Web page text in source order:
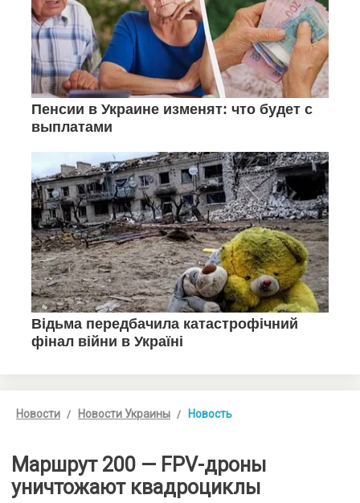
Новости Новости Украины Новость
Маршрут 200 — FPV-дроны
уничтожают квадроциклы